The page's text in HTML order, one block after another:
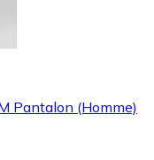
Pantalon (Homme)